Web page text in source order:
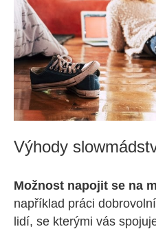
Výhody
Možnost napojit se na
například práci
lidí, se kterými vás